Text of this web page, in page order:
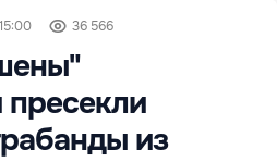
36 566
из